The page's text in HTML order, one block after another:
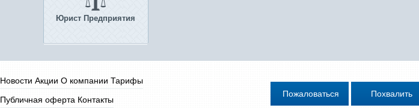
Юрист Предприятия
Новости Акции О компании Тарифы
Публичная оферта Контакты